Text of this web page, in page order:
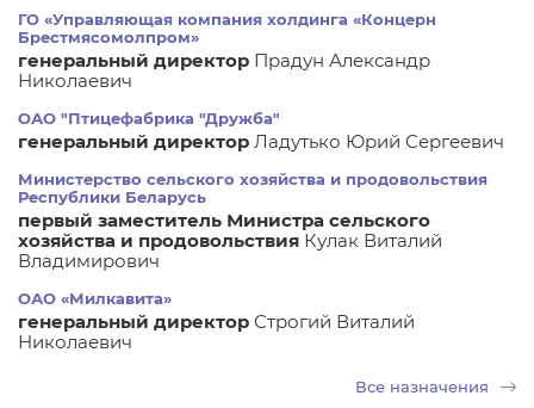
ГО «Управляющая компания холдинга «Концерн
Брестмясомолпром»
генеральный директор Прадун Александр
Николаевич
ОАО "Птицефабрика "Дружба"
генеральный директор Ладутько Юрий Сергеевич
Министерство сельского хозяйства и продовольствия
Республики Беларусь
первый заместитель Министра сельского
хозяйства и продовольствия Кулак Виталий
Владимирович
ОАО «Милкавита»
генеральный директор Строгий Виталий
Николаевич
Все назначения